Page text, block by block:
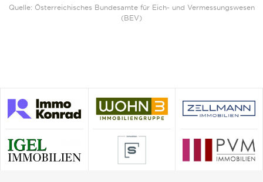
Quelle: Österreichisches Bundesamte für Eich- und Vermessungswesen
(BEV)